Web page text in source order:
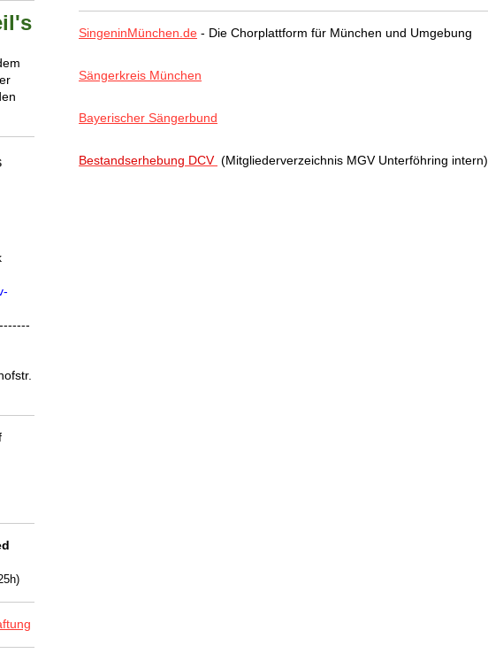
)
SingeninMünchen.de - Die Chorplattform für München und Umgebung
Sängerkreis München
Bayerischer Sängerbund
Bestandserhebung DCV (Mitgliederverzeichnis MGV Unterföhring intern)